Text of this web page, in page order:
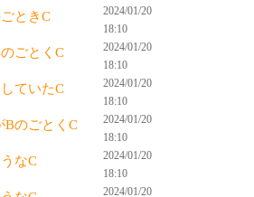
ときC
2024/01/20
18:10
ごとくC
2024/01/20
18:10
ていたC
2024/01/20
18:10
BのごとくC
2024/01/20
18:10
なC
2024/01/20
18:10
2024/01/20